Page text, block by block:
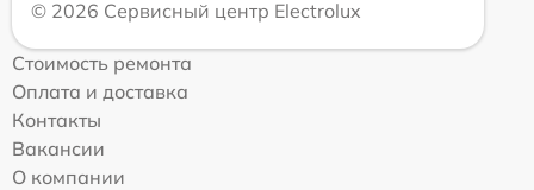
© 2026 Сервисный центр Electrolux
Стоимость ремонта
Оплата и доставка
Контакты
Вакансии
О компании